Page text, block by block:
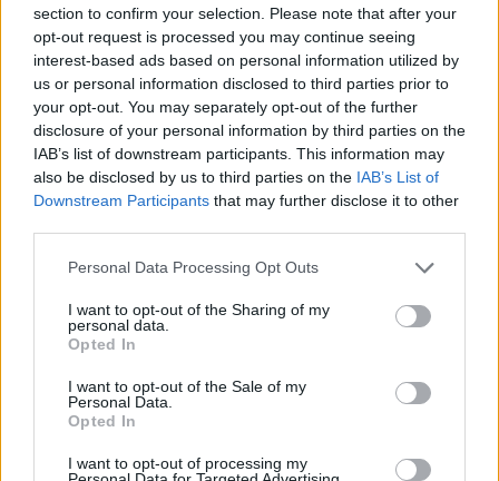
section to confirm your selection. Please note that after your
opt-out request is processed you may continue seeing
interest-based ads based on personal information utilized by
us or personal information disclosed to third parties prior to
your opt-out. You may separately opt-out of the further
disclosure of your personal information by third parties on the
IAB’s list of downstream participants. This information may
also be disclosed by us to third parties on the IAB’s List of
Downstream Participants that may further disclose it to other
Personal Data Processing Opt Outs
I want to opt-out of the Sharing of my
personal data.
Opted In
I want to opt-out of the Sale of my
Personal Data.
Opted In
I want to opt-out of processing my
Esim for Global
Esim for USA|Esim for Italy| Esim for Spain|Esim